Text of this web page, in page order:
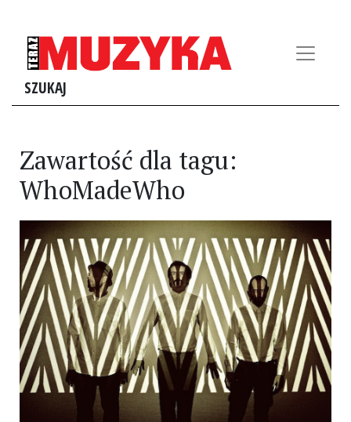
SZUKAJ
Zawartość dla tagu:
WhoMadeWho